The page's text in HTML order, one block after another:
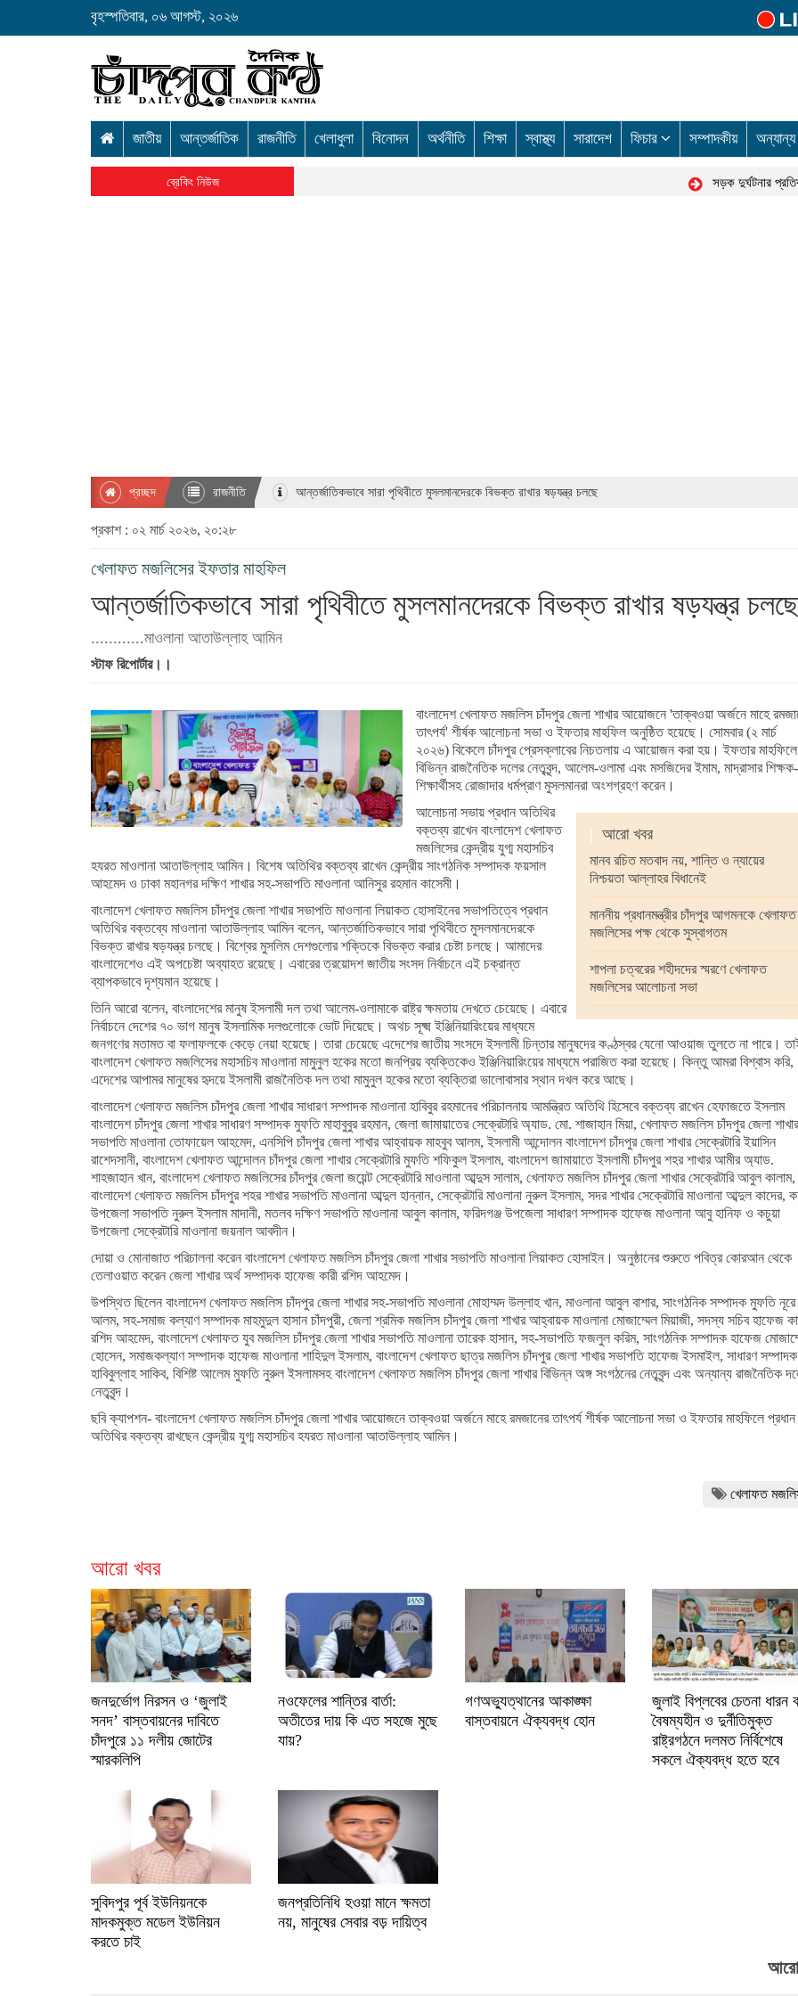
বৃহস্পতিবার, ০৬ আগস্ট, ২০২৬
জাতীয় আন্তর্জাতিক রাজনীতি খেলাধুলা বিনোদন অর্থনীতি শিক্ষা স্বাস্থ্য সারাদেশ ফিচার সম্পাদকীয় অন্যান্য
ব্রেকিং নিউজ সড়ক দুর্ঘটনার
প্রচ্ছদ রাজনীতি আন্তর্জাতিকভাবে সারা পৃথিবীতে মুসলমানদেরকে বিভক্ত রাখার ষড়যন্ত্র চলছে
প্রকাশ : ০২ মার্চ ২০২৬, ২০:২৮
খেলাফত মজলিসের ইফতার মাহফিল
আন্তর্জাতিকভাবে সারা পৃথিবীতে মুসলমানদেরকে বিভক্ত রাখার ষড়যন্ত্র চলছে
............মাওলানা আতাউল্লাহ আমিন
স্টাফ রিপোর্টার।।
বাংলাদেশ খেলাফত মজলিস চাঁদপুর জেলা শাখার আয়োজনে 'তাক্বওয়া অর্জনে মাহে
তাৎপর্য' শীর্ষক আলোচনা সভা ও ইফতার মাহফিল অনুষ্ঠিত হয়েছে। সোমবার (২ মার্চ
২০২৬) বিকেলে চাঁদপুর প্রেসক্লাবের নিচতলায় এ আয়োজন করা হয়। ইফতার মাহফিলে
বিভিন্ন রাজনৈতিক দলের নেতৃবৃন্দ, আলেম-ওলামা এবং মসজিদের ইমাম, মাদ্রাসার শিক্ষক-
শিক্ষার্থীসহ রোজাদার ধর্মপ্রাণ মুসলমানরা অংশগ্রহণ করেন।
| আরো খবর
মানব রচিত মতবাদ নয়, শান্তি ও ন্যায়ের
নিশ্চয়তা আল্লাহর বিধানেই
মাননীয় প্রধানমন্ত্রীর চাঁদপুর আগমনকে খেলাফত
মজলিসের পক্ষ থেকে সুস্বাগতম
শাপলা চত্বরের শহীদদের স্মরণে খেলাফত
মজলিসের আলোচনা সভা
আলোচনা সভায় প্রধান অতিথির
বক্তব্য রাখেন বাংলাদেশ খেলাফত
মজলিসের কেন্দ্রীয় যুগ্ম মহাসচিব
হযরত মাওলানা আতাউল্লাহ আমিন। বিশেষ অতিথির বক্তব্য রাখেন কেন্দ্রীয় সাংগঠনিক সম্পাদক ফয়সাল
আহমেদ ও ঢাকা মহানগর দক্ষিণ শাখার সহ-সভাপতি মাওলানা আনিসুর রহমান কাসেমী।
বাংলাদেশ খেলাফত মজলিস চাঁদপুর জেলা শাখার সভাপতি মাওলানা লিয়াকত হোসাইনের সভাপতিত্বে প্রধান
অতিথির বক্তব্যে মাওলানা আতাউল্লাহ আমিন বলেন, আন্তর্জাতিকভাবে সারা পৃথিবীতে মুসলমানদেরকে
বিভক্ত রাখার ষড়যন্ত্র চলছে। বিশ্বের মুসলিম দেশগুলোর শক্তিকে বিভক্ত করার চেষ্টা চলছে। আমাদের
বাংলাদেশেও এই অপচেষ্টা অব্যাহত রয়েছে। এবারের ত্রয়োদশ জাতীয় সংসদ নির্বাচনে এই চক্রান্ত
ব্যাপকভাবে দৃশ্যমান হয়েছে।
তিনি আরো বলেন, বাংলাদেশের মানুষ ইসলামী দল তথা আলেম-ওলামাকে রাষ্ট্র ক্ষমতায় দেখতে চেয়েছে। এবারে
নির্বাচনে দেশের ৭০ ভাগ মানুষ ইসলামিক দলগুলোকে ভোট দিয়েছে। অথচ সূক্ষ্ম ইঞ্জিনিয়ারিংয়ের মাধ্যমে
জনগণের মতামত বা ফলাফলকে কেড়ে নেয়া হয়েছে। তারা চেয়েছে এদেশের জাতীয় সংসদে ইসলামী চিন্তার মানুষদের কণ্ঠস্বর যেনো আওয়াজ তুলতে না পারে।
বাংলাদেশ খেলাফত মজলিসের মহাসচিব মাওলানা মামুনুল হকের মতো জনপ্রিয় ব্যক্তিকেও ইঞ্জিনিয়ারিংয়ের মাধ্যমে পরাজিত করা হয়েছে। কিন্তু আমরা বিশ্বাস করি,
এদেশের আপামর মানুষের হৃদয়ে ইসলামী রাজনৈতিক দল তথা মামুনুল হকের মতো ব্যক্তিরা ভালোবাসার স্থান দখল করে আছে।
বাংলাদেশ খেলাফত মজলিস চাঁদপুর জেলা শাখার সাধারণ সম্পাদক মাওলানা হাবিবুর রহমানের পরিচালনায় আমন্ত্রিত অতিথি হিসেবে বক্তব্য রাখেন হেফাজতে ইসলাম
বাংলাদেশ চাঁদপুর জেলা শাখার সাধারণ সম্পাদক মুফতি মাহাবুবুর রহমান, জেলা জামায়াতের সেক্রেটারি অ্যাড. মো. শাজাহান মিয়া, খেলাফত মজলিস চাঁদপুর জেলা শাখার
সভাপতি মাওলানা তোফায়েল আহমেদ, এনসিপি চাঁদপুর জেলা শাখার আহ্বায়ক মাহবুব আলম, ইসলামী আন্দোলন বাংলাদেশ চাঁদপুর জেলা শাখার সেক্রেটারি ইয়াসিন
রাশেদসানী, বাংলাদেশ খেলাফত আন্দোলন চাঁদপুর জেলা শাখার সেক্রেটারি মুফতি শফিকুল ইসলাম, বাংলাদেশ জামায়াতে ইসলামী চাঁদপুর শহর শাখার আমীর অ্যাড.
শাহজাহান খান, বাংলাদেশ খেলাফত মজলিসের চাঁদপুর জেলা জয়েন্ট সেক্রেটারি মাওলানা আব্দুস সালাম, খেলাফত মজলিস চাঁদপুর জেলা শাখার সেক্রেটারি আবুল কালাম,
বাংলাদেশ খেলাফত মজলিস চাঁদপুর শহর শাখার সভাপতি মাওলানা আব্দুল হান্নান, সেক্রেটারি মাওলানা নুরুল ইসলাম, সদর শাখার সেক্রেটারি মাওলানা আব্দুল কাদের,
উপজেলা সভাপতি নুরুল ইসলাম মাদানী, মতলব দক্ষিণ সভাপতি মাওলানা আবুল কালাম, ফরিদগঞ্জ উপজেলা সাধারণ সম্পাদক হাফেজ মাওলানা আবু হানিফ ও কচুয়া
উপজেলা সেক্রেটারি মাওলানা জয়নাল আবদীন।
দোয়া ও মোনাজাত পরিচালনা করেন বাংলাদেশ খেলাফত মজলিস চাঁদপুর জেলা শাখার সভাপতি মাওলানা লিয়াকত হোসাইন‌। অনুষ্ঠানের শুরুতে পবিত্র কোরআন থেকে
তেলাওয়াত করেন জেলা শাখার অর্থ সম্পাদক হাফেজ কারী রশিদ আহমেদ।
উপস্থিত ছিলেন বাংলাদেশ খেলাফত মজলিস চাঁদপুর জেলা শাখার সহ-সভাপতি মাওলানা মোহাম্মদ উল্লাহ খান, মাওলানা আবুল বাশার, সাংগঠনিক সম্পাদক মুফতি নূরে
আলম, সহ-সমাজ কল্যাণ সম্পাদক মাহমুদুল হাসান চাঁদপুরী, জেলা শ্রমিক মজলিস চাঁদপুর জেলা শাখার আহ্বায়ক মাওলানা মোজাম্মেল মিয়াজী, সদস্য সচিব হাফেজ
রশিদ আহমেদ, বাংলাদেশ খেলাফত যুব মজলিস চাঁদপুর জেলা শাখার সভাপতি মাওলানা তারেক হাসান, সহ-সভাপতি ফজলুল করিম, সাংগঠনিক সম্পাদক হাফেজ
হোসেন, সমাজকল্যাণ সম্পাদক হাফেজ মাওলানা শাহিদুল ইসলাম, বাংলাদেশ খেলাফত ছাত্র মজলিস চাঁদপুর জেলা শাখার সভাপতি হাফেজ ইসমাইল, সাধারণ সম্পাদক
হাবিবুল্লাহ সাকিব, বিশিষ্ট আলেম মুফতি নুরুল ইসলামসহ বাংলাদেশ খেলাফত মজলিস চাঁদপুর জেলা শাখার বিভিন্ন অঙ্গ সংগঠনের নেতৃবৃন্দ এবং অন্যান্য রাজনৈতিক
নেতৃবৃন্দ।
ছবি ক্যাপশন- বাংলাদেশ খেলাফত মজলিস চাঁদপুর জেলা শাখার আয়োজনে তাক্বওয়া অর্জনে মাহে রমজানের তাৎপর্য শীর্ষক আলোচনা সভা ও ইফতার মাহফিলে প্রধান
অতিথির বক্তব্য রাখছেন কেন্দ্রীয় যুগ্ম মহাসচিব হযরত মাওলানা আতাউল্লাহ আমিন।
খেলাফত
আরো খবর
জনদুর্ভোগ নিরসন ও ‘জুলাই
সনদ’ বাস্তবায়নের দাবিতে
চাঁদপুরে ১১ দলীয় জোটের
স্মারকলিপি
নওফেলের শান্তির বার্তা:
অতীতের দায় কি এত সহজে মুছে
যায়?
গণঅভ্যুত্থানের আকাঙ্ক্ষা
বাস্তবায়নে ঐক্যবদ্ধ হোন
জুলাই বিপ্লবের চেতনা ধারন
বৈষম্যহীন ও দুর্নীতিমুক্ত
রাষ্ট্রগঠনে দলমত নির্বিশেষে
সকলে ঐক্যবদ্ধ হতে হবে
সুবিদপুর পূর্ব ইউনিয়নকে
মাদকমুক্ত মডেল ইউনিয়ন
করতে চাই
জনপ্রতিনিধি হওয়া মানে ক্ষমতা
নয়, মানুষের সেবার বড় দায়িত্ব